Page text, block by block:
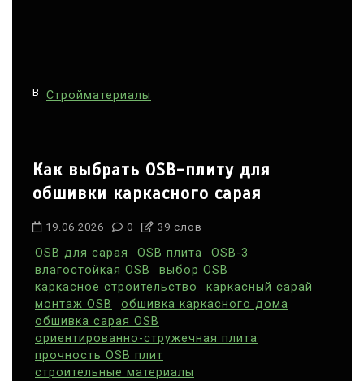
В Стройматериалы
Как выбрать OSB-плиту для
обшивки каркасного сарая
19.06.2026 0 39 слов
OSB для сарая OSB плита
OSB-3
влагостойкая OSB
выбор OSB
каркасное строительство
каркасный сарай
монтаж OSB
обшивка каркасного дома
обшивка сарая OSB
ориентированно-стружечная плита
прочность OSB плит
строительные материалы